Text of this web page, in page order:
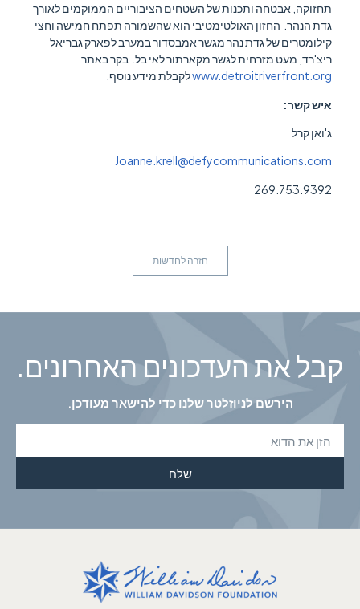
תחזוקה, אבטחה ותכנות של השטחים הציבוריים הממוקמים לאורך
גדת הנהר. החזון האולטימטיבי הוא שהשמורה תפתח חמישה וחצי
קילומטרים של גדת נהר מגשר אמבסדור במערב לפארק גבריאל
ריצ'רד, מעט מזרחית לגשר מקארתור לאי בל. בקר באתר
www.detroitriverfront.orgלקבלת מידע נוסף.
איש קשר:
ג'ואן קרל
Joanne.krell@defycommunications.com
269.753.9392
חזרה לחדשות
קבל את העדכונים האחרונים.
הירשם לניוזלטר שלנו כדי להישאר מעודכן.
שלח